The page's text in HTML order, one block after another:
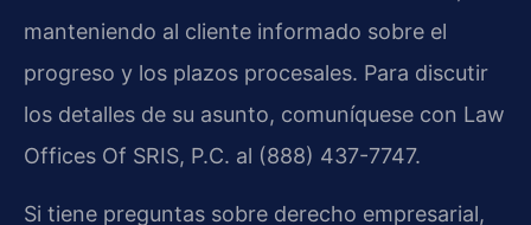
manteniendo al cliente informado sobre el
progreso y los plazos procesales. Para discutir
los detalles de su asunto, comuníquese con Law
Offices Of SRIS, P.C. al (888) 437-7747.
Si tiene preguntas sobre derecho empresarial,